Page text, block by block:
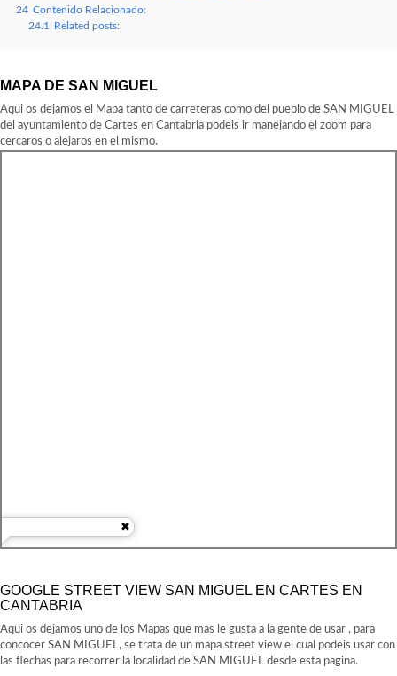
24 Contenido Relacionado:
24.1
Related posts:
MAPA DE SAN MIGUEL
Aqui os dejamos el Mapa tanto de carreteras como del pueblo de SAN MIGUEL
del ayuntamiento de Cartes en Cantabria podeis ir manejando el zoom para
cercaros o alejaros en el mismo.
GOOGLE STREET VIEW SAN MIGUEL EN CARTES EN
CANTABRIA
Aqui os dejamos uno de los Mapas que mas le gusta a la gente de usar , para
concocer SAN MIGUEL, se trata de un mapa street view el cual podeis usar con
las flechas para recorrer la localidad de SAN MIGUEL desde esta pagina.